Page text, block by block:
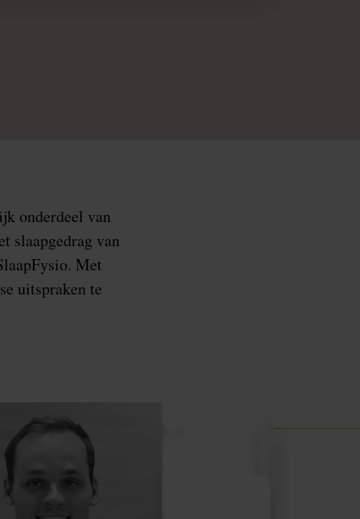
onderdeel van
slaapgedrag van
Met
uitspraken te